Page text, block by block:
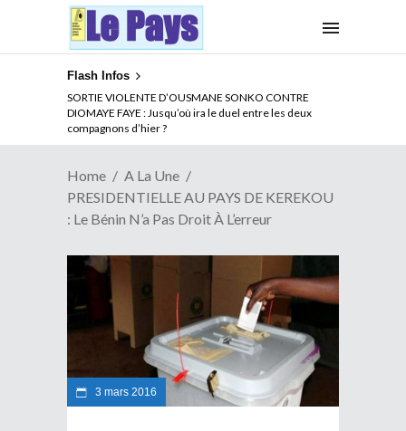
Flash Infos
SORTIE VIOLENTE D’OUSMANE SONKO CONTRE
DIOMAYE FAYE : Jusqu’où ira le duel entre les deux
compagnons d’hier ?
NOUVELLE ATTAQUE MEURTRIERE DES ADF EN RDC :
Comment arrêter la spirale de la violence au Congo
Home
A La Une
PRESIDENTIELLE AU PAYS DE KEREKOU
: Le Bénin N’a Pas Droit À L’erreur
3 mars 2016